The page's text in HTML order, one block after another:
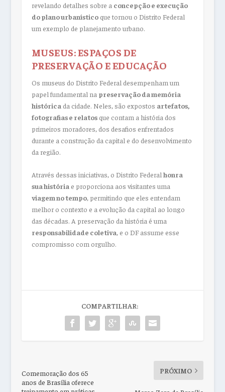
revelando detalhes sobre a concepção e execução
do plano urbanísticoque tornou o Distrito Federal
um exemplo de planejamento urbano.
MUSEUS: ESPAÇOS DE
PRESERVAÇÃO E EDUCAÇÃO
Os museus do Distrito Federal desempenham um
papel fundamental na preservação da memória
histórica da cidade. Neles, são expostos artefatos,
fotografias e relatosque contam a história dos
primeiros moradores, dos desafios enfrentados
durante a construção da capital e do desenvolvimento
da região.
Através dessas iniciativas, o Distrito Federal honra
sua história e proporciona aos visitantes uma
viagem no tempo, permitindo que eles entendam
melhor o contexto e a evolução da capital ao longo
das décadas. A preservação da história é uma
responsabilidade coletiva, e o DF assume esse
compromisso com orgulho.
COMPARTILHAR:
Comemoração dos 65
anos de Brasília oferece
PRÓXIMO